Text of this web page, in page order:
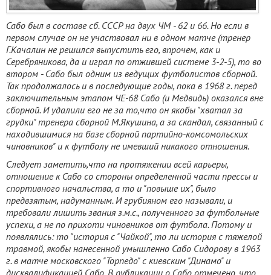
Сабо был в составе сб. СССР на двух ЧМ - 62 и 66. Но если в
первом случае он не участвовал ни в одном матче (тренер
Г.Качалин не решился выпустить его, впрочем, как и
Серебряникова, да и играл по отжившей системе 3-2-5), то во
втором - Сабо был одним из ведущих футболистов сборной.
Так продолжалось и в последующие годы, пока в 1968 г. перед
заключительным этапом ЧЕ-68 Сабо (и Медвидь) оказался вне
сборной. И удалили его не за то,что он якобы "хватал за
грудки" тренера сборной М.Якушина, а за скандал, связанный с
находившимися на базе сборной партийно-комсомольских
чиновников" и к футболу не имевший никакого отношения.
Следует заметить,что на протяжении всей карьеры,
отношение к Сабо со стороны определенной части прессы и
спортивного начальства, а то и "повыше их", было
предвзятым, надуманным. И грубияном его называли, и
требовали лишить звания з.м.с., полученного за футбольные
успехи, а не по прихоти чиновников от футбола. Потому и
появлялись: то "история с "Чайкой", то ли история с тяжелой
травмой, якобы нанесенной умышленно Сабо Сидорову в 1963
г. в матче московского "Торпедо" с киевским "Динамо" и